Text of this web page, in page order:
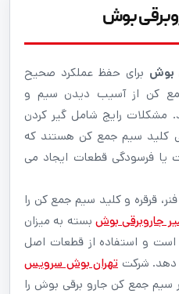
بوش
بوش برای حفظ عملکرد صحیح
کن از آسیب دیدن سیم و
مشکلات رایج شامل گیر کردن
کلید سیم جمع کن هستند که
یا فرسودگی قطعات ایجاد می
قرقره و کلید سیم جمع کن را
جاروبرقی بوش بسته به میزان
است و استفاده از قطعات اصل
دهد. شرکت تهران بوش سرویس
جمع کن جارو برقی بوش را